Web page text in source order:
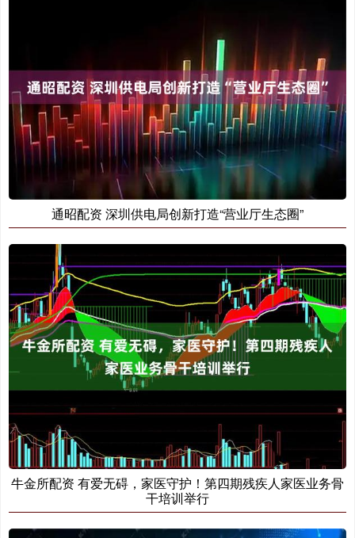
通昭配资 深圳供电局创新打造“营业厅生态圈”
牛金所配资 有爱无碍，家医守护！第四期残疾人家医业务骨
干培训举行